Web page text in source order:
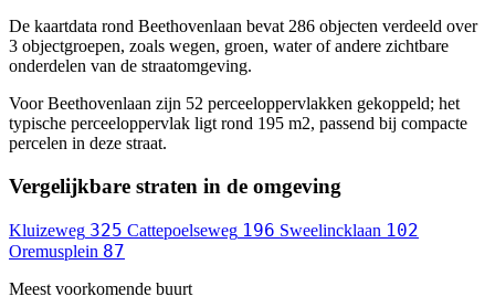
De kaartdata rond Beethovenlaan bevat 286 objecten verdeeld over
3 objectgroepen, zoals wegen, groen, water of andere zichtbare
onderdelen van de straatomgeving.
Voor Beethovenlaan zijn 52 perceeloppervlakken gekoppeld; het
typische perceeloppervlak ligt rond 195 m2, passend bij compacte
percelen in deze straat.
Vergelijkbare straten in de omgeving
Kluizeweg 325 Cattepoelseweg 196 Sweelincklaan 102
Oremusplein 87
Meest voorkomende buurt